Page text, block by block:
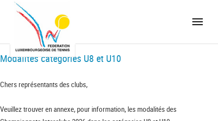
Toggle
Modalités catégories U8 et U10
Chers représentants des clubs,
Veuillez trouver en annexe, pour information, les modalités des